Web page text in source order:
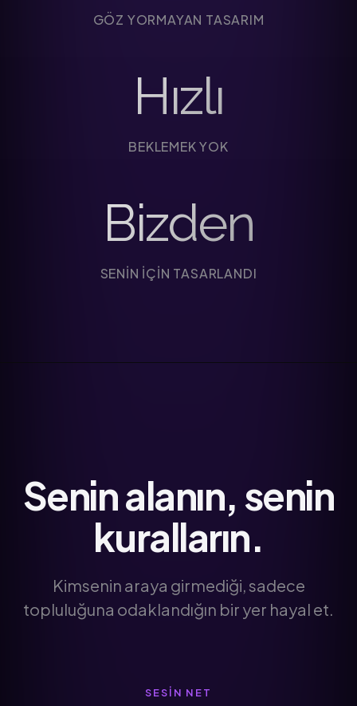
GÖZ YORMAYAN TASARIM
Hızlı
BEKLEMEK YOK
Bizden
SENIN IÇIN TASARLANDI
Senin alanın, senin
kuralların.
Kimsenin araya girmediği, sadece
topluluğuna odaklandığın bir yer hayal et.
SESIN NET